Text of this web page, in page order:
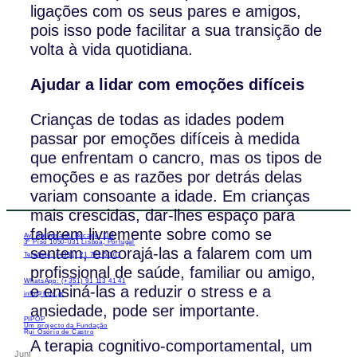
ligações com os seus pares e amigos,
pois isso pode facilitar a sua transição de
volta à vida quotidiana.
Ajudar a lidar com emoções difíceis
Crianças de todas as idades podem
passar por emoções difíceis à medida
que enfrentam o cancro, mas os tipos de
emoções e as razões por detrás delas
variam consoante a idade. Em crianças
mais crescidas, dar-lhes espaço para
falarem livremente sobre como se
sentem, encorajá-las a falarem com um
profissional de saúde, familiar ou amigo,
e ensiná-las a reduzir o stress e a
ansiedade, pode ser importante.
A terapia cognitivo-comportamental, um
Av. Barbosa du Bocage, 113,
3º Piso 1050-031 Lisboa, Portugal
Telefone: (+351) 21 791 50 07
WhatsApp: (+351) 91 113 41 41
info@froc.pt
PIPOP
Um projecto da Fundação
Rui Osório de Castro